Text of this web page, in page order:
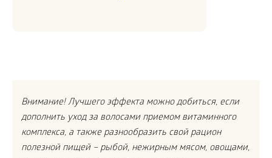
Внимание! Лучшего эффекта можно добиться, если
дополнить уход за волосами приемом витаминного
комплекса, а также разнообразить свой рацион
полезной пищей – рыбой, нежирным мясом, овощами,